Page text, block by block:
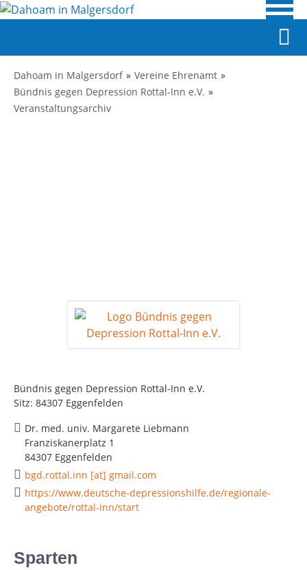
Dahoam in Malgersdorf
Vereine Ehrenamt
Bündnis gegen Depression Rottal-Inn e.V.
Veranstaltungsarchiv
Bündnis gegen Depression Rottal-Inn e.V.
Sitz: 84307 Eggenfelden
Dr. med. univ. Margarete Liebmann
Franziskanerplatz 1
84307 Eggenfelden
bgd.rottal.inn [at] gmail.com
https://www.deutsche-depressionshilfe.de/regionale-
angebote/rottal-inn/start
Sparten